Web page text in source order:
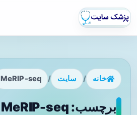
خانه / سایت /
MeRIP-seq
برچسب: MeRIP-seq - صفحه 1